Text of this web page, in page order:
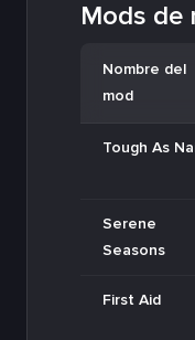
Mods de
Nombre del
mod
Tough As
Serene
Seasons
First Aid